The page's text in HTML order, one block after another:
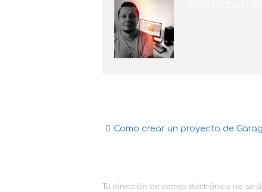
Navegación
la
Como crear un proyecto de
Tu dirección de correo electrónico no